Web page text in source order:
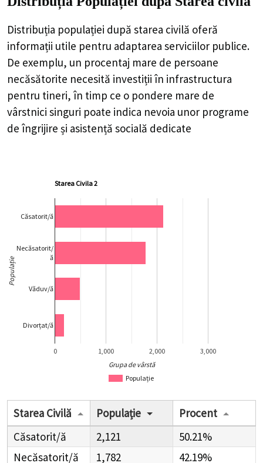
Distribuția populației după starea civilă oferă
informații utile pentru adaptarea serviciilor publice.
De exemplu, un procentaj mare de persoane
necăsătorite necesită investiții în infrastructura
pentru tineri, în timp ce o pondere mare de
vârstnici singuri poate indica nevoia unor programe
de îngrijire și asistență socială dedicate
Starea Civila 2
Populație
0 1,000 2,000 3,000
Căsatorit/ă
Necăsatorit/
ă
Văduv/ă
Divorțat/ă
Grupa de vârstă
Populație
Starea Civilă Populație
Procent
Căsatorit/ă
2,121
50.21%
Necăsatorit/ă
1,782
42.19%